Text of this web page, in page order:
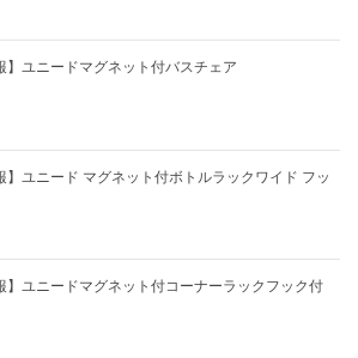
】ユニードマグネット付バスチェア
】ユニード マグネット付ボトルラックワイド フッ
】ユニードマグネット付コーナーラックフック付